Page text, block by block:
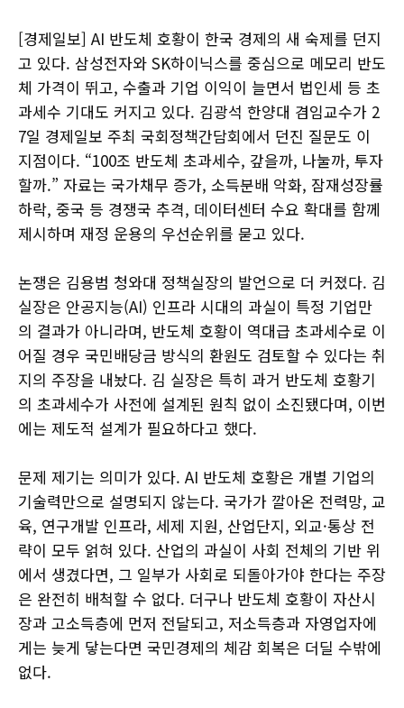
[경제일보] AI 반도체 호황이 한국 경제의 새 숙제를 던지
고 있다. 삼성전자와 SK하이닉스를 중심으로 메모리 반도
체 가격이 뛰고, 수출과 기업 이익이 늘면서 법인세 등 초
과세수 기대도 커지고 있다. 김광석 한양대 겸임교수가 2
7일 경제일보 주최 국회정책간담회에서 던진 질문도 이
지점이다. “100조 반도체 초과세수, 갚을까, 나눌까, 투자
할까.” 자료는 국가채무 증가, 소득분배 악화, 잠재성장률
하락, 중국 등 경쟁국 추격, 데이터센터 수요 확대를 함께
제시하며 재정 운용의 우선순위를 묻고 있다.
논쟁은 김용범 청와대 정책실장의 발언으로 더 커졌다. 김
실장은 안공지능(AI) 인프라 시대의 과실이 특정 기업만
의 결과가 아니라며, 반도체 호황이 역대급 초과세수로 이
어질 경우 국민배당금 방식의 환원도 검토할 수 있다는 취
지의 주장을 내놨다. 김 실장은 특히 과거 반도체 호황기
의 초과세수가 사전에 설계된 원칙 없이 소진됐다며, 이번
에는 제도적 설계가 필요하다고 했다.
문제 제기는 의미가 있다. AI 반도체 호황은 개별 기업의
기술력만으로 설명되지 않는다. 국가가 깔아온 전력망, 교
육, 연구개발 인프라, 세제 지원, 산업단지, 외교·통상 전
략이 모두 얽혀 있다. 산업의 과실이 사회 전체의 기반 위
에서 생겼다면, 그 일부가 사회로 되돌아가야 한다는 주장
은 완전히 배척할 수 없다. 더구나 반도체 호황이 자산시
장과 고소득층에 먼저 전달되고, 저소득층과 자영업자에
게는 늦게 닿는다면 국민경제의 체감 회복은 더딜 수밖에
없다.